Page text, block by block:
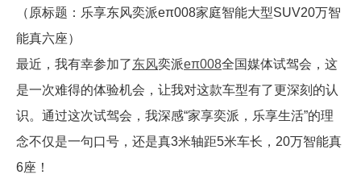
（原标题：乐享东风奕派eπ008家庭智能大型SUV20万智
能真六座）
最近，我有幸参加了东风奕派eπ008全国媒体试驾会，这
是一次难得的体验机会，让我对这款车型有了更深刻的认
识。通过这次试驾会，我深感“家享奕派，乐享生活”的理
念不仅是一句口号，还是真3米轴距5米车长，20万智能真
6座！